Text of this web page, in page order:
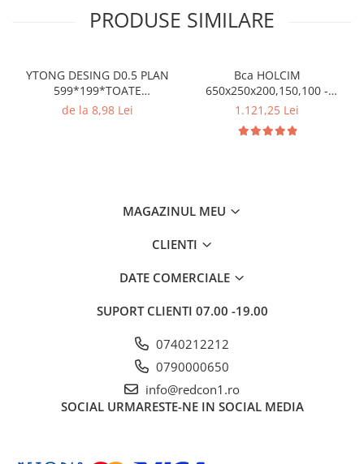
Accesorii metalice
Produse pentru hidroizolații
Accesorii distribuitoare
Distribuitoare încălzire în
PRODUSE SIMILARE
YTONG DESING D0.5 PLAN
599*199*TOATE
DIMENSIUNILE pret/buc
de la 8,98 Lei
Bca HOLCIM
650x250x200,150,100 -
pret/palet
1.121,25 Lei
MAGAZINUL MEU
CLIENTI
DATE COMERCIALE
SUPORT CLIENTI 07.00 -19.00
0740212212
0790000650
info@redcon1.ro
SOCIAL URMARESTE-NE IN SOCIAL MEDIA